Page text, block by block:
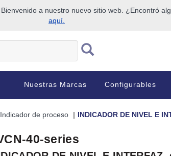
Bienvenido a nuestro nuevo sitio web. ¿Encontró
aquí.
Nuestras Marcas Configurables
Indicador de proceso INDICADOR DE NIVEL E
40-series